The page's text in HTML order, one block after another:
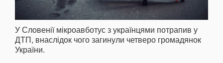
У Словенії мікроавботус з українцями потрапив у
ДТП, внаслідок чого загинули четверо громадянок
України.